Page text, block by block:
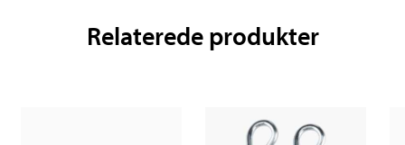
Relaterede produkter